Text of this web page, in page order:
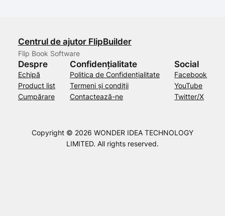
Centrul de ajutor FlipBuilder
Flip Book Software
Despre
Echipă
Product list
Cumpărare
Confidențialitate
Politica de Confidențialitate
Termeni și condiții
Contactează-ne
Social
Facebook
YouTube
Twitter/X
Copyright © 2026 WONDER IDEA TECHNOLOGY
LIMITED. All rights reserved.